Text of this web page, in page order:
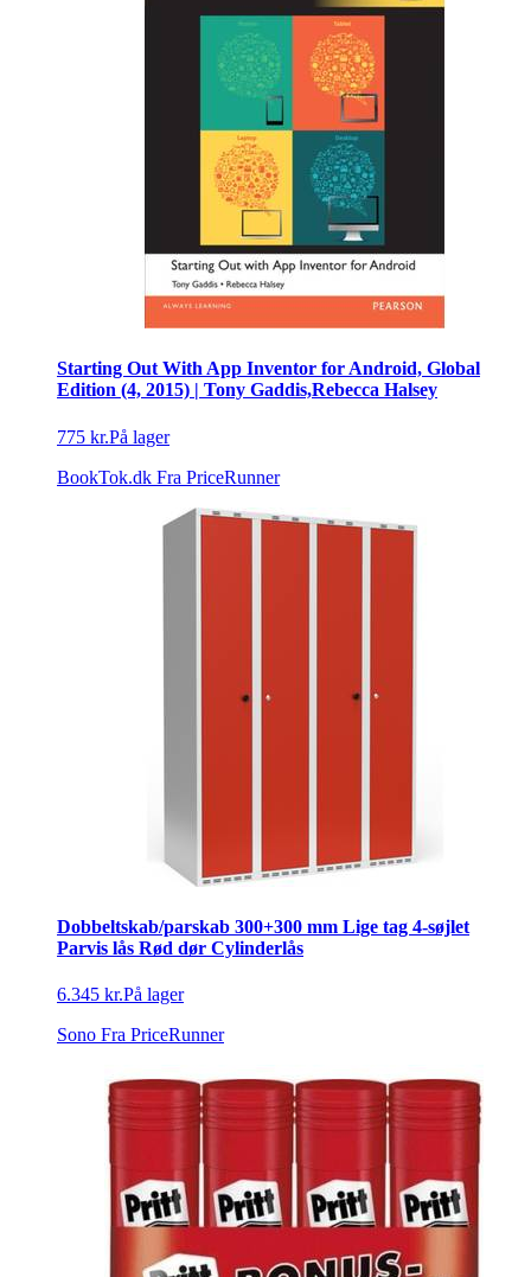
Starting Out With App Inventor for Android, Global
Edition (4, 2015) | Tony Gaddis,Rebecca Halsey
775 kr.På lager
BookTok.dk Fra PriceRunner
Dobbeltskab/parskab 300+300 mm Lige tag 4-søjlet
Parvis lås Rød dør Cylinderlås
6.345 kr.På lager
Sono Fra PriceRunner